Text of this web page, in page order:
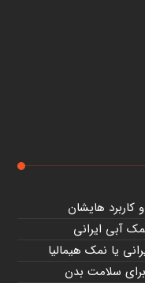
هایشان
آبی ایرانی
یا نمک هیمالیا
سلامت بدن